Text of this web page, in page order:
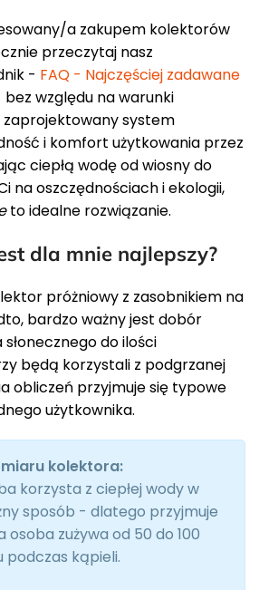
a zakupem kolektorów
przeczytaj nasz
- FAQ - Najczęściej zadawane
bez względu na warunki
system
i komfort użytkowania przez
ciepłą wodę od wiosny do
na oszczędnościach i ekologii,
to idealne rozwiązanie.
dla mnie najlepszy?
próżniowy z zasobnikiem na
bardzo ważny jest dobór
do ilości
będą korzystali z podgrzanej
obliczeń przyjmuje się typowe
użytkownika.
kolektora:
korzysta z ciepłej wody w
sposób - dlatego przyjmuje
osoba zużywa od 50 do 100
podczas kąpieli.